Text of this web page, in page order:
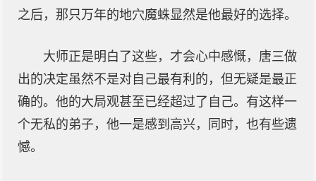
之后，那只万年的地穴魔蛛显然是他最好的选择。
大师正是明白了这些，才会心中感慨，唐三做
出的决定虽然不是对自己最有利的，但无疑是最正
确的。他的大局观甚至已经超过了自己。有这样一
个无私的弟子，他一是感到高兴，同时，也有些遗
憾。